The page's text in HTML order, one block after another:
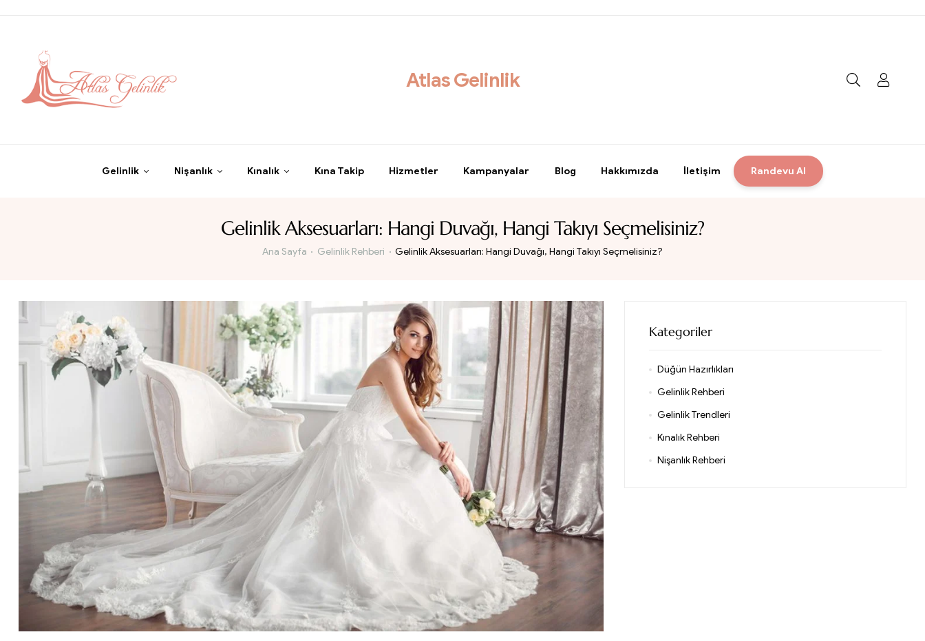
Atlas Gelinlik
Gelinlik Nişanlık Kınalık Kına Takip Hizmetler Kampanyalar Blog Hakkımızda İletişim Randevu Al
Gelinlik Aksesuarları: Hangi Duvağı, Hangi Takıyı Seçmelisiniz?
Ana Sayfa Gelinlik Rehberi Gelinlik Aksesuarları: Hangi Duvağı, Hangi Takıyı Seçmelisiniz?
Kategoriler
Düğün Hazırlıkları
Gelinlik Rehberi
Gelinlik Trendleri
Kınalık Rehberi
Nişanlık Rehberi